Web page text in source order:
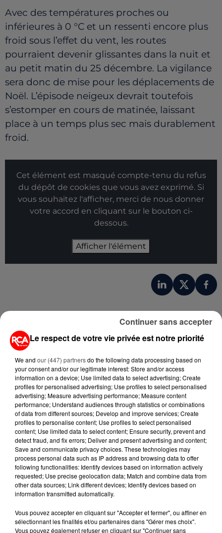
Avec des températures proches ou
inférieures à 0 °C et un ressenti encore plus
froid sous l’effet du vent, les routes
pourraient devenir glissantes dans la nuit et
au petit matin du 25 décembre. La vigilance
sera donc de mise pour les déplacements de
Noël. L’épisode neigeux devrait toutefois
s’estomper en cours de matinée, laissant
place à un temps plus sec mais durablement
froid.
Cet élément est masqué compte-tenu du refus
du dépôt de cookies que vous avez exprimé. Si
vous souhaitez l'afficher, merci de nous donner
votre accord en cliquant sur le bouton ci-
dessous.
Afficher l'élément
A LIRE AUSSI...
7 août 2026
PETIT-DÉJEUNER : EST-IL
VRAIMENT OBLIGATOIRE DE
MANGER LE MATIN ?
7 août 2026
WEEK-END ROUGE SUR LES
ROUTES : LE GRAND OUEST SE
PRÉPARE À UN...
6 août 2026
Le respect de votre vie privée est notre priorité
We and our (447) partnersdo the following data processing based on
your consent and/or our legitimate interest: Store and/or access
information on a device; Use limited data to select advertising; Create
profiles for personalised advertising; Use profiles to select personalised
advertising; Measure advertising performance; Measure content
performance; Understand audiences through statistics or combinations
of data from different sources; Develop and improve services; Create
profiles to personalise content; Use profiles to select personalised
content; Use limited data to select content; Ensure security, prevent and
detect fraud, and fix errors; Deliver and present advertising and content;
Save and communicate privacy choices. These technologies may
process personal data such as IP address and browsing data to offer
following functionalities: Identify devices based on information actively
requested; Use precise geolocation data; Match and combine data from
other data sources; Link different devices; Identify devices based on
information transmitted automatically.
Vous pouvez accepter en cliquant sur "Accepter et fermer", ou affiner en
sélectionnant les finalités et/ou partenaires dans "Gérer mes choix".
Vous pouvez également refuser en cliquant sur "Continuer sans
Continuer sans accepter